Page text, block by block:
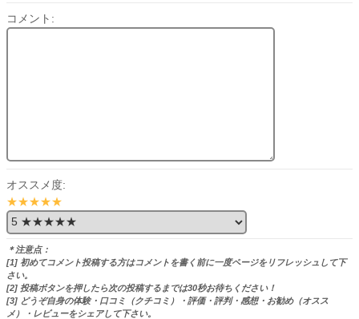
コメント:
オススメ度:
★★★★★
＊注意点：
[1] 初めてコメント投稿する方はコメントを書く前に一度ページをリフレッシュして下
さい。
[2] 投稿ボタンを押したら次の投稿するまでは30秒お待ちください！
[3] どうぞ自身の体験・口コミ（クチコミ）・評価・評判・感想・お勧め（オスス
メ）・レビューをシェアして下さい。